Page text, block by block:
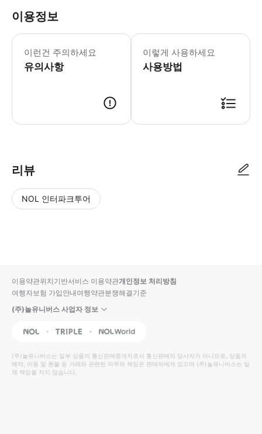
이용정보
이런건 주의하세요
유의사항
• 발가락이 모두 덮이는 신발을 착용
이렇게 사용하세요
사용방법
리뷰
NOL 인터파크투어
입니
다.
높
은
순
동
영
상
순
상
이용약관위치기반서비스 이용약관개인정보 처리방침
여행자보험 가입안내여행약관분쟁해결기준
(주)놀유니버스 사업자 정보
NOL Triple Interpark Global
(주)놀유니버스는 일부 상품의 통신판매중개자로서 통신판매의 당사자가 아니므로, 상품의
예약, 이용 및 환불 등 거래와 관련된 의무와 책임은 판매자에게 있으며 (주)놀유니버스는 일
체 책임을 지지 않습니다.